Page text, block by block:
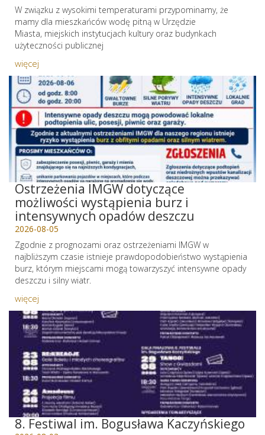
W związku z wysokimi temperaturami przypominamy, że
mamy dla mieszkańców wodę pitną w Urzędzie
Miasta, miejskich instytucjach kultury oraz budynkach
użyteczności publicznej
więcej
Ostrzeżenia IMGW dotyczące
możliwości wystąpienia burz i
intensywnych opadów deszczu
2026-08-05
Zgodnie z prognozami oraz ostrzeżeniami IMGW w
najbliższym czasie istnieje prawdopodobieństwo wystąpienia
burz, którym miejscami mogą towarzyszyć intensywne opady
deszczu i silny wiatr.
więcej
8. Festiwal im. Bogusława Kaczyńskiego